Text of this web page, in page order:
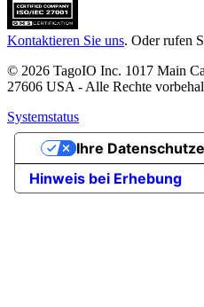
Kontaktieren Sie uns. Oder rufen
© 2026 TagoIO Inc. 1017 Main
27606 USA - Alle Rechte
Systemstatus
Hinweis bei Erhebung
Ihre